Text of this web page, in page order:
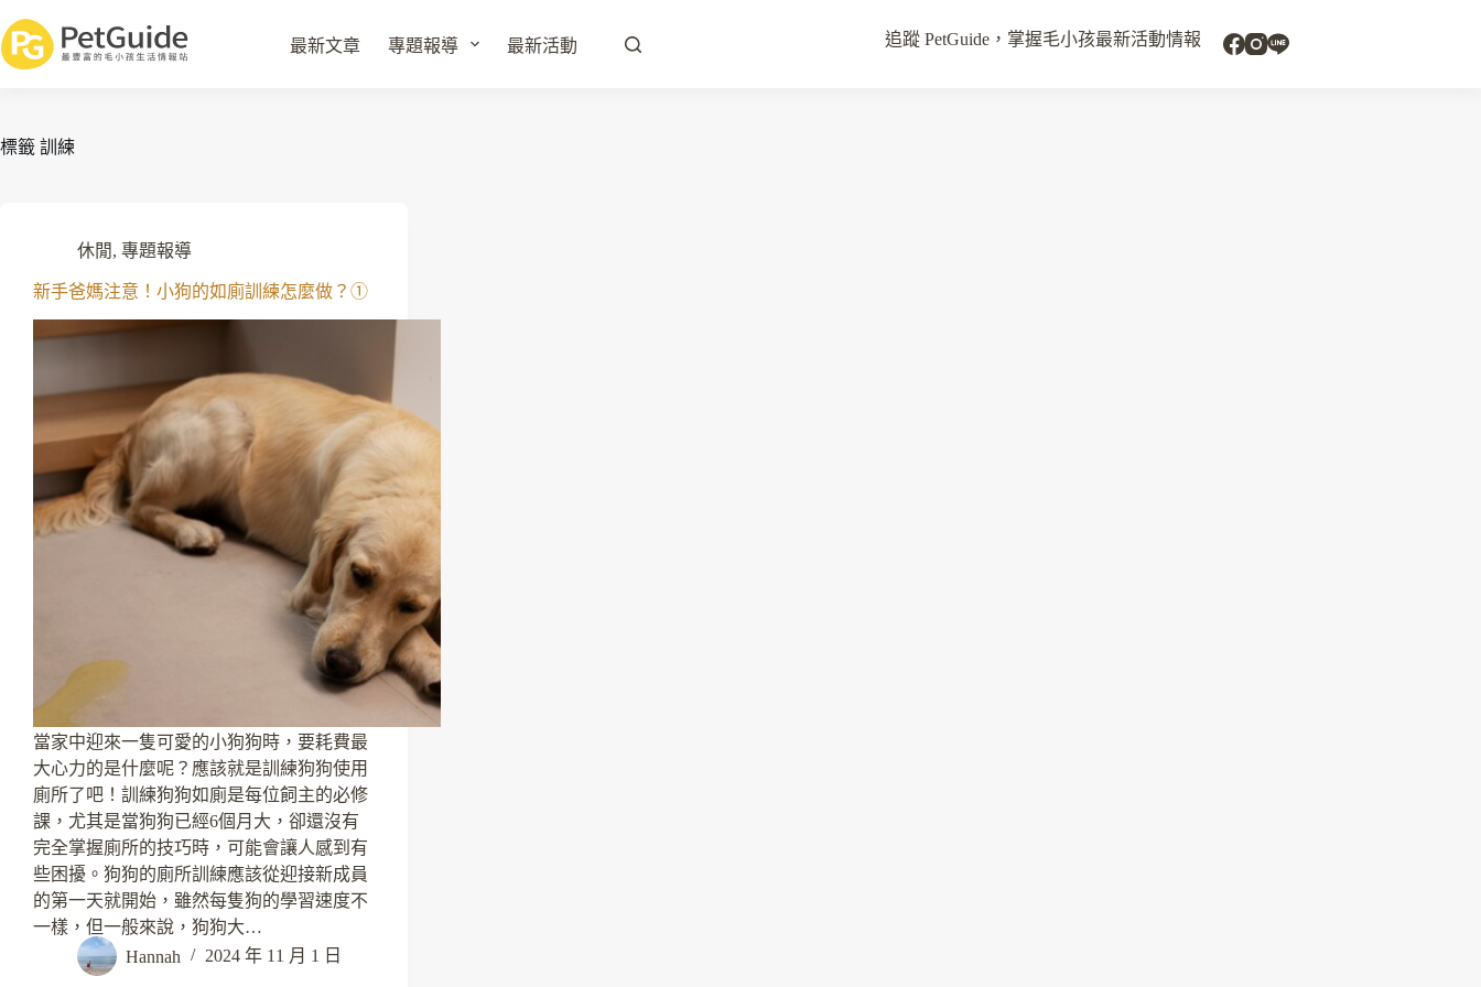
最新文章 專題報導 最新活動 追蹤 PetGuide，掌握毛小孩最新活動情報
標籤 訓練
休閒, 專題報導
新手爸媽注意！小狗的如廁訓練怎麼做？①
當家中迎來一隻可愛的小狗狗時，要耗費最
大心力的是什麼呢？應該就是訓練狗狗使用
廁所了吧！訓練狗狗如廁是每位飼主的必修
課，尤其是當狗狗已經6個月大，卻還沒有
完全掌握廁所的技巧時，可能會讓人感到有
些困擾。狗狗的廁所訓練應該從迎接新成員
的第一天就開始，雖然每隻狗的學習速度不
一樣，但一般來說，狗狗大…
Hannah
2024 年 11 月 1 日